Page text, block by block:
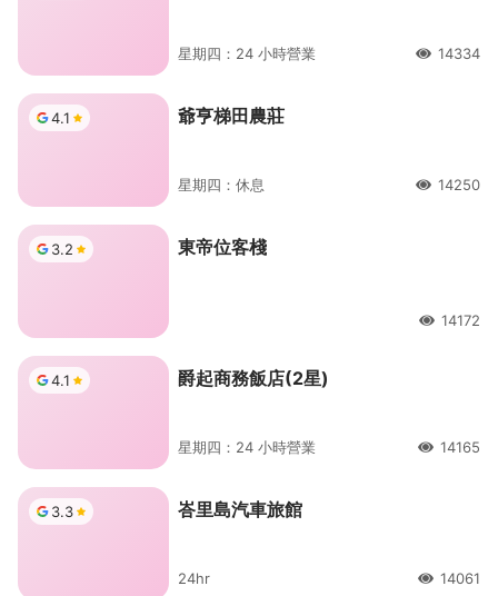
星期四：24 小時營業 人氣14334
4.1 爺亨梯田農莊
星期四：休息 人氣14250
3.2 東帝位客棧
人氣14172
4.1 爵起商務飯店(2星)
星期四：24 小時營業 人氣14165
3.3 峇里島汽車旅館
24hr 人氣14061